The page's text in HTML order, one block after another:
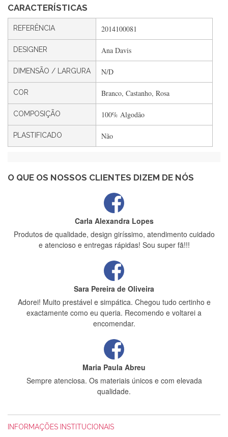
CARACTERÍSTICAS
REFERÊNCIA 2014100081
DESIGNER Ana Davis
DIMENSÃO / LARGURA N/D
COR Branco, Castanho, Rosa
COMPOSIÇÃO 100% Algodão
PLASTIFICADO Não
O QUE OS NOSSOS CLIENTES DIZEM DE NÓS
Silvia André
Gostei ,Serviço bastante rápido. recomendo
Filipa Freire
Rápido, atendimento 5*. Hoje chegará a segunda encomenda
feita de muitas certamente❤️
estrelas
Carla Alexandra Lopes
Produtos de qualidade, design giríssimo, atendimento cuidado
e atencioso e entregas rápidas! Sou super fã!!!
Sara Pereira de Oliveira
Adorei! Muito prestável e simpática. Chegou tudo certinho e
exactamente como eu queria. Recomendo e voltarei a
encomendar.
Maria Paula Abreu
Sempre atenciosa. Os materiais únicos e com elevada
qualidade.
INFORMAÇÕES INSTITUCIONAIS